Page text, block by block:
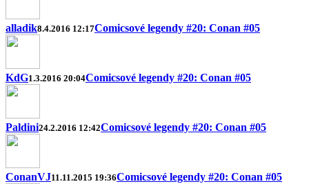
alladik8.4.2016 12:17Comicsové legendy #20: Conan #05
KdG1.3.2016 20:04Comicsové legendy #20: Conan #05
Paldini24.2.2016 12:42Comicsové legendy #20: Conan #05
ConanVJ11.11.2015 19:36Comicsové legendy #20: Conan #05